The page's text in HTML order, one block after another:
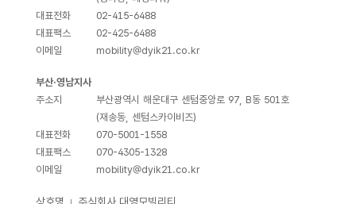
대표전화
02-415-6488
대표팩스
02-425-6488
이메일
mobility@dyik21.co.kr
부산·영남지사
주소지
부산광역시 해운대구 센텀중앙로 97, B동 501호
(재송동, 센텀스카이비즈)
대표전화
070-5001-1558
대표팩스
070-4305-1328
이메일
mobility@dyik21.co.kr